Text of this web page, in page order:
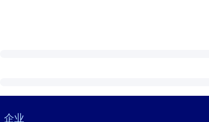
Visually hidden Text
企业